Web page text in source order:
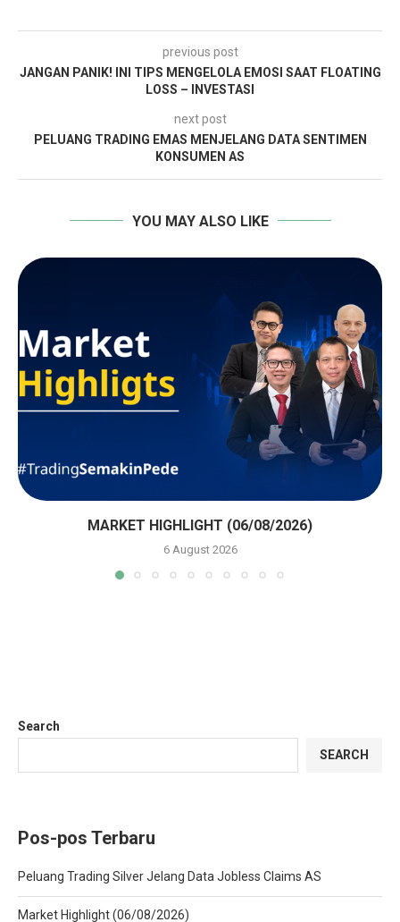
previous post
JANGAN PANIK! INI TIPS MENGELOLA EMOSI SAAT FLOATING
LOSS – INVESTASI
next post
PELUANG TRADING EMAS MENJELANG DATA SENTIMEN
KONSUMEN AS
YOU MAY ALSO LIKE
MARKET HIGHLIGHT (06/08/2026)
6 August 2026
Search
SEARCH
Pos-pos Terbaru
Peluang Trading Silver Jelang Data Jobless Claims AS
Market Highlight (06/08/2026)